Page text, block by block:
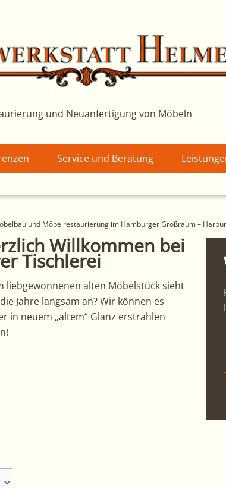
und Neuanfertigung von Möbeln
Service und Beratung
und Möbelrestaurierung im Hamburger Großraum –
Willkommen bei
Tischlerei
liebgewonnenen alten Möbelstück sieht
Jahre langsam an? Wir können es
in neuem „altem“ Glanz erstrahlen